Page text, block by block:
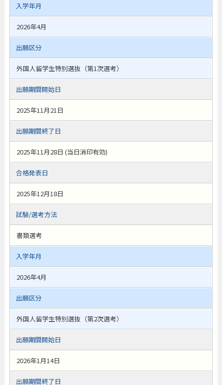
入学年月
2026年4月
出願区分
外国人留学生特別選抜（第1次選考）
出願期間開始日
2025年11月21日
出願期間終了日
2025年11月28日 (当日消印有効)
合格発表日
2025年12月18日
試験/選考方法
書類選考
入学年月
2026年4月
出願区分
外国人留学生特別選抜（第2次選考）
出願期間開始日
2026年1月14日
出願期間終了日